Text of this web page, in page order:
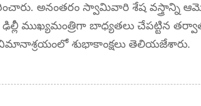
అనంతరం స్వామివారి శేష వస్త్రాన్ని
ఢిల్లీ ముఖ్యమంత్రిగా బాధ్యతలు చేపట్టిన
విమానాశ్రయంలో శుభాకాంక్షలు తెలియజేశారు.